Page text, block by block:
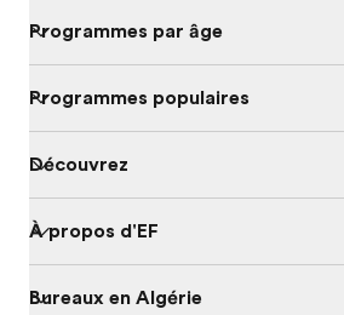
Programmes par âge
Programmes populaires
Découvrez
À propos d'EF
Bureaux en Algérie